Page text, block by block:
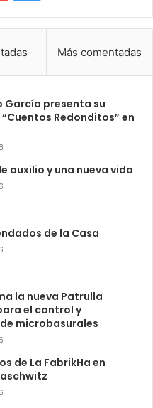
Más comentadas
García presenta su
Redonditos” en
auxilio y una nueva vida
de la Casa
la nueva Patrulla
el control y
microbasurales
de La FabrikHa en